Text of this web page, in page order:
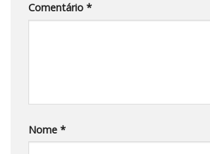
Comentário *
Nome *